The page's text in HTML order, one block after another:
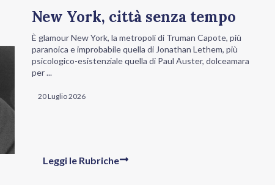
New York, città senza tempo
È glamour New York, la metropoli di Truman Capote, più
paranoica e improbabile quella di Jonathan Lethem, più
psicologico-esistenziale quella di Paul Auster, dolceamara
per ...
20 Luglio 2026
Leggi le Rubriche